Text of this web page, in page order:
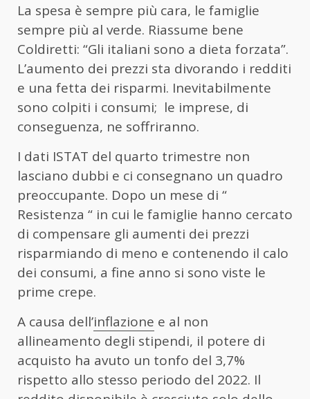
La spesa è sempre più cara, le famiglie
sempre più al verde. Riassume bene
Coldiretti: “Gli italiani sono a dieta forzata”.
L’aumento dei prezzi sta divorando i redditi
e una fetta dei risparmi. Inevitabilmente
sono colpiti i consumi; le imprese, di
conseguenza, ne soffriranno.
I dati ISTAT del quarto trimestre non
lasciano dubbi e ci consegnano un quadro
preoccupante. Dopo un mese di “
Resistenza “ in cui le famiglie hanno cercato
di compensare gli aumenti dei prezzi
risparmiando di meno e contenendo il calo
dei consumi, a fine anno si sono viste le
prime crepe.
A causa dell’inflazione e al non
allineamento degli stipendi, il potere di
acquisto ha avuto un tonfo del 3,7%
rispetto allo stesso periodo del 2022. Il